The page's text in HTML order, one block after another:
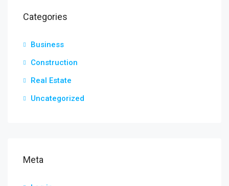
Categories
Business
Construction
Real Estate
Uncategorized
Meta